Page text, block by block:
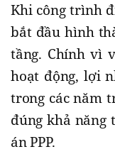
Khi công trình
bắt đầu hình
tầng. Chính vì
hoạt động, lợi
trong các năm
đúng khả năng
án PPP.